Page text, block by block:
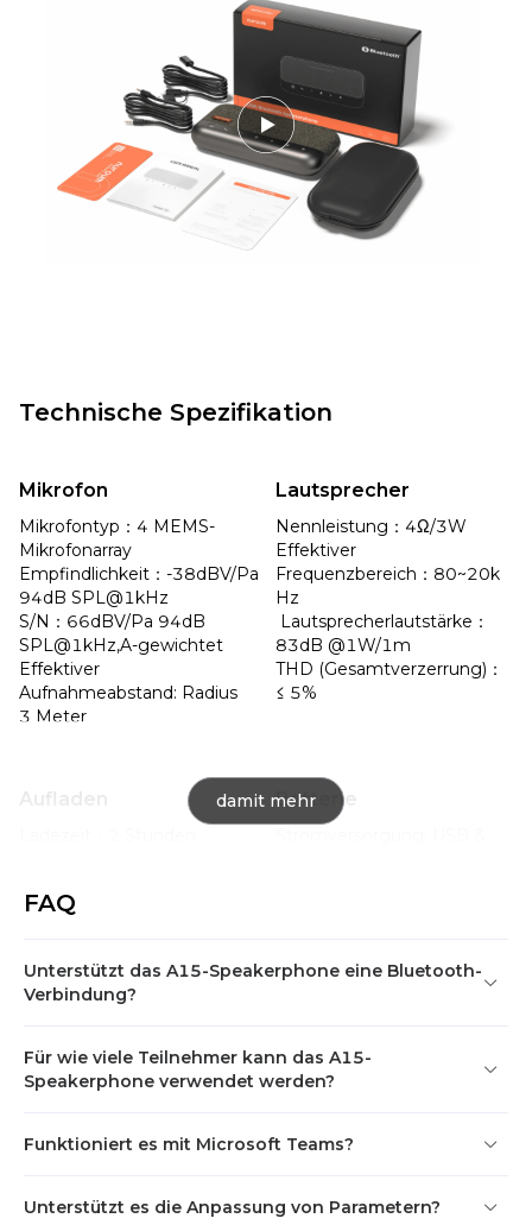
Technische Spezifikation
Mikrofon
Mikrofontyp：4 MEMS-
Mikrofonarray
Empfindlichkeit：-38dBV/Pa
94dB SPL@1kHz
S/N：66dBV/Pa 94dB
SPL@1kHz,A-gewichtet
Effektiver
Aufnahmeabstand: Radius
3 Meter
Lautsprecher
Nennleistung：4Ω/3W
Effektiver
Frequenzbereich：80~20k
Hz
83dB @1W/1m
THD (Gesamtverzerrung)：
≤ 5%
Betriebszeit：8 Stunden
Batterie
Bluetooth
Bluetooth5.0
Bluetooth-Protokoll：HFP，
A2DP，AVRCPP
2483.5MHz
Unterstützung
Maximale
Vollduplex-Kommunikation:
Unterstützung
damit mehr
FAQ
Unterstützt das A15-Speakerphone eine Bluetooth-
Verbindung?
Für wie viele Teilnehmer kann das A15-
Speakerphone verwendet werden?
Funktioniert es mit Microsoft Teams?
Unterstützt es die Anpassung von Parametern?